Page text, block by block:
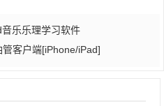
乐乐理学习软件
客户端[iPhone/iPad]